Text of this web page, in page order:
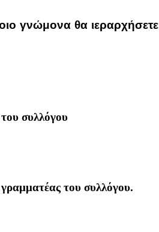
γνώμονα θα ιεραρχήσετε
συλλόγου
του συλλόγου.